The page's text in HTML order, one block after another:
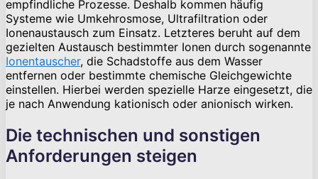
empfindliche Prozesse. Deshalb kommen häufig
Systeme wie Umkehrosmose, Ultrafiltration oder
Ionenaustausch zum Einsatz. Letzteres beruht auf dem
gezielten Austausch bestimmter Ionen durch sogenannte
Ionentauscher, die Schadstoffe aus dem Wasser
entfernen oder bestimmte chemische Gleichgewichte
einstellen. Hierbei werden spezielle Harze eingesetzt, die
je nach Anwendung kationisch oder anionisch wirken.
Die technischen und sonstigen
Anforderungen steigen